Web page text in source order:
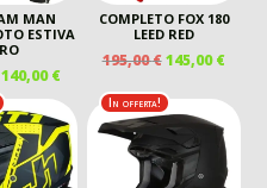
MAN
ESTIVA
IL
PREZZO
ORIGINALE
ERA:
199,00 €.
140,00€IL
PREZZO
ATTUALE
È:
140,00 €.
COMPLETO FOX 180
LEED RED
195,00€ IL
ORIGINALE
ERA:
195,00 €.
145,00€IL
In offerta!